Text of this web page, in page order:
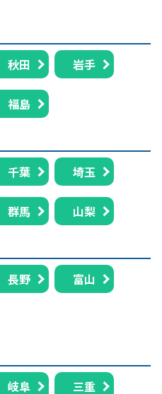
秋田 岩手
福島
千葉 埼玉
群馬
山梨
長野 富山
岐阜 三重